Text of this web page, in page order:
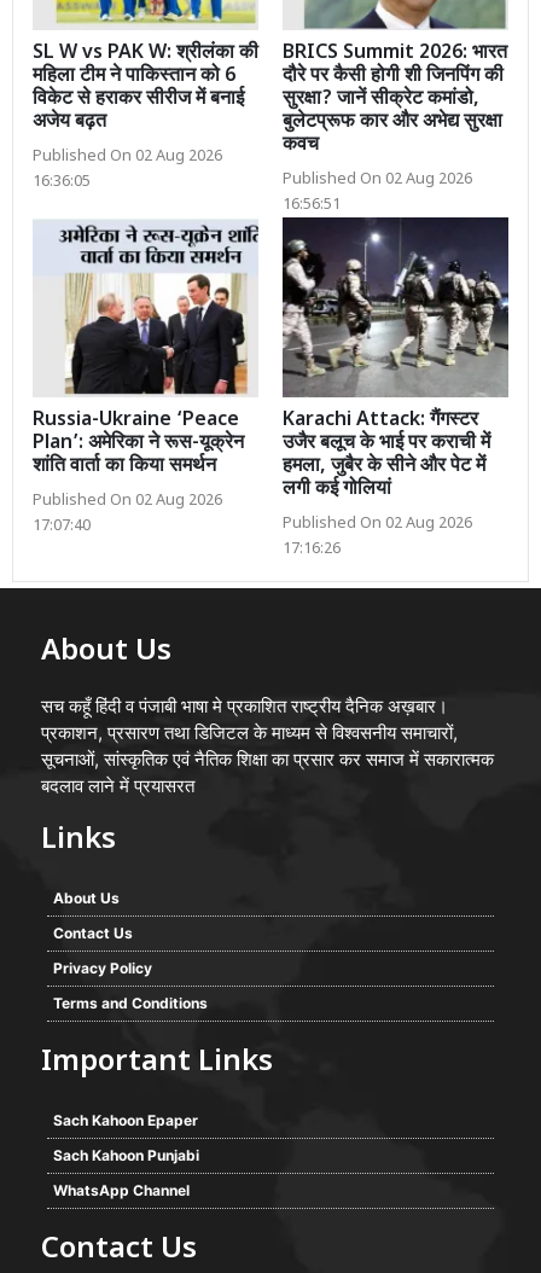
SL W vs PAK W: श्रीलंका की
महिला टीम ने पाकिस्तान को 6
विकेट से हराकर सीरीज में बनाई
अजेय बढ़त
Published On 02 Aug 2026
16:36:05
BRICS Summit 2026: भारत
दौरे पर कैसी होगी शी जिनपिंग की
सुरक्षा? जानें सीक्रेट कमांडो,
बुलेटप्रूफ कार और अभेद्य सुरक्षा
कवच
Published On 02 Aug 2026
16:56:51
Russia-Ukraine ‘Peace
Plan’: अमेरिका ने रूस-यूक्रेन
शांति वार्ता का किया समर्थन
Published On 02 Aug 2026
17:07:40
Karachi Attack: गैंगस्टर
उजैर बलूच के भाई पर कराची में
हमला, जुबैर के सीने और पेट में
लगी कई गोलियां
Published On 02 Aug 2026
17:16:26
About Us
सच कहूँ हिंदी व पंजाबी भाषा मे प्रकाशित राष्ट्रीय दैनिक अख़बार।
प्रकाशन, प्रसारण तथा डिजिटल के माध्यम से विश्वसनीय समाचारों,
सूचनाओं, सांस्कृतिक एवं नैतिक शिक्षा का प्रसार कर समाज में सकारात्मक
बदलाव लाने में प्रयासरत
Links
About Us
Contact Us
Privacy Policy
Terms and Conditions
Important Links
Sach Kahoon Epaper
Sach Kahoon Punjabi
WhatsApp Channel
Contact Us